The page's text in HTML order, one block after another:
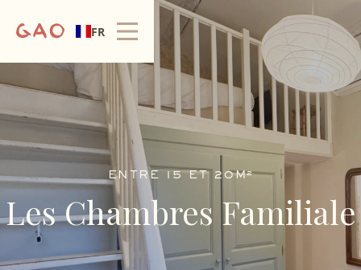
FR
ENTRE 15 ET 20M²
Les Chambres Familiale